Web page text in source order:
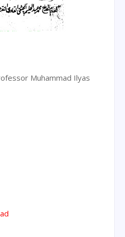
Muhammad Ilyas